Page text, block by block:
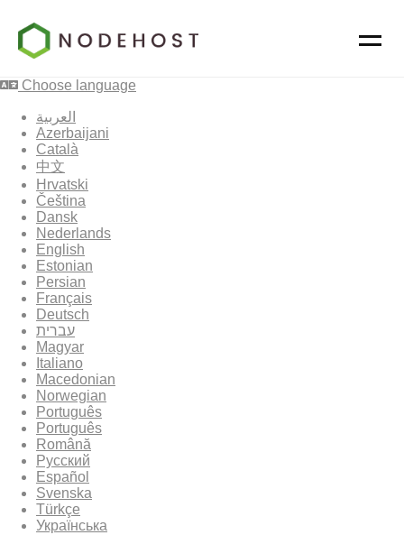
Choose language
العربية
Azerbaijani
Català
中文
Hrvatski
Čeština
Dansk
Nederlands
English
Estonian
Persian
Français
Deutsch
עברית
Magyar
Italiano
Macedonian
Norwegian
Português
Português
Română
Русский
Español
Svenska
Türkçe
Українська